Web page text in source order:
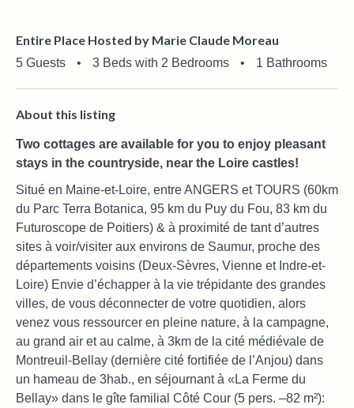
Entire Place Hosted by Marie Claude Moreau
5 Guests • 3 Beds with 2 Bedrooms • 1 Bathrooms
About this listing
Two cottages are available for you to enjoy pleasant
stays in the countryside, near the Loire castles!
Situé en Maine-et-Loire, entre ANGERS et TOURS (60km
du Parc Terra Botanica, 95 km du Puy du Fou, 83 km du
Futuroscope de Poitiers) & à proximité de tant d’autres
sites à voir/visiter aux environs de Saumur, proche des
départements voisins (Deux-Sèvres, Vienne et Indre-et-
Loire) Envie d’échapper à la vie trépidante des grandes
villes, de vous déconnecter de votre quotidien, alors
venez vous ressourcer en pleine nature, à la campagne,
au grand air et au calme, à 3km de la cité médiévale de
Montreuil-Bellay (dernière cité fortifiée de l’Anjou) dans
un hameau de 3hab., en séjournant à «La Ferme du
Bellay» dans le gîte familial Côté Cour (5 pers. –82 m²):